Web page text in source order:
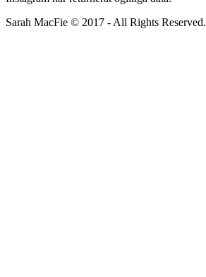
Sarah MacFie © 2017 - All Rights Reserved.